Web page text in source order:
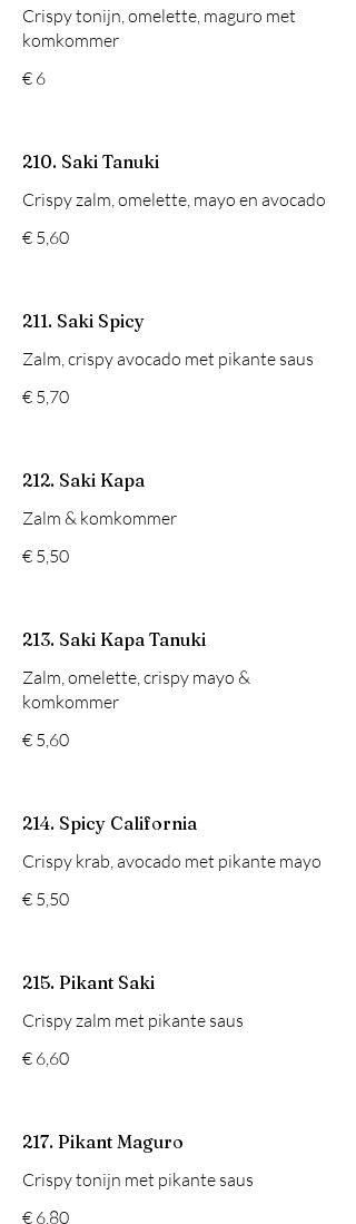
Crispy tonijn, omelette, maguro met
komkommer
€ 6
210. Saki Tanuki
Crispy zalm, omelette, mayo en avocado
€ 5,60
211. Saki Spicy
Zalm, crispy avocado met pikante saus
€ 5,70
212. Saki Kapa
Zalm & komkommer
€ 5,50
213. Saki Kapa Tanuki
Zalm, omelette, crispy mayo &
komkommer
€ 5,60
214. Spicy California
Crispy krab, avocado met pikante mayo
€ 5,50
215. Pikant Saki
Crispy zalm met pikante saus
€ 6,60
217. Pikant Maguro
Crispy tonijn met pikante saus
€ 6,80